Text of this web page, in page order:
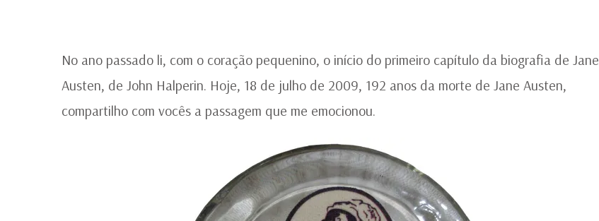
No ano passado li, com o coração pequenino, o início do primeiro capítulo da biografia de Jane
Austen, de John Halperin. Hoje, 18 de julho de 2009, 192 anos da morte de Jane Austen,
compartilho com vocês a passagem que me emocionou.